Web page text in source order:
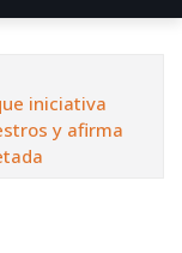
iniciativa
y afirma